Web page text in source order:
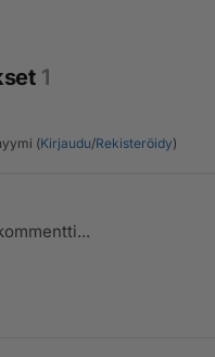
1
(Kirjaudu/Rekisteröidy)